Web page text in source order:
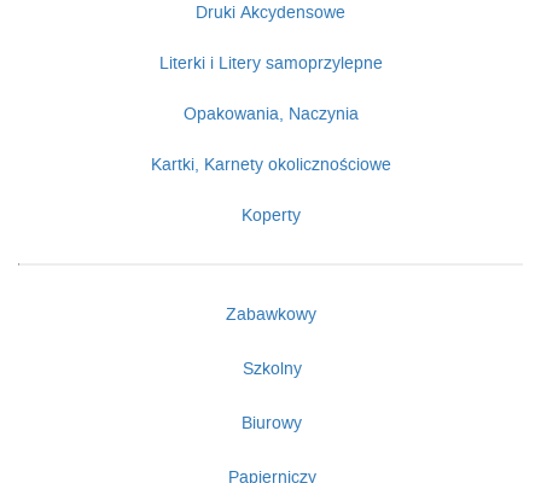
Druki Akcydensowe
Literki i Litery samoprzylepne
Opakowania, Naczynia
Kartki, Karnety okolicznościowe
Koperty
Zabawkowy
Szkolny
Biurowy
Papierniczy